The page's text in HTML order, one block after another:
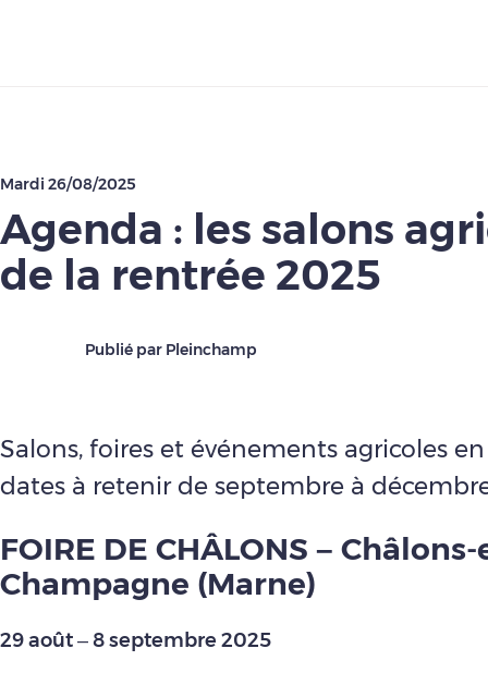
Mardi 26/08/2025
Agenda : les salons
de la rentrée 2025
Publié par Pleinchamp
Salons, foires et événements agricoles en
dates à retenir de septembre à
FOIRE DE CHÂLONS –
Champagne (Marne)
29 août – 8 septembre 2025